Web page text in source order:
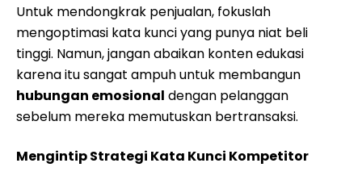
Untuk mendongkrak penjualan, fokuslah
mengoptimasi kata kunci yang punya niat beli
tinggi. Namun, jangan abaikan konten edukasi
karena itu sangat ampuh untuk membangun
hubungan emosional dengan pelanggan
sebelum mereka memutuskan bertransaksi.
Mengintip Strategi Kata Kunci Kompetitor